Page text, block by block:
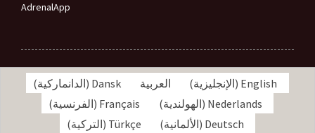
AdrenalApp
English
(الإنجليزية) العربية Dansk
(الدانماركية)
Nederlands
(الهولندية)
Français
(الفرنسية)
Deutsch
(الألمانية)
Türkçe
(التركية)